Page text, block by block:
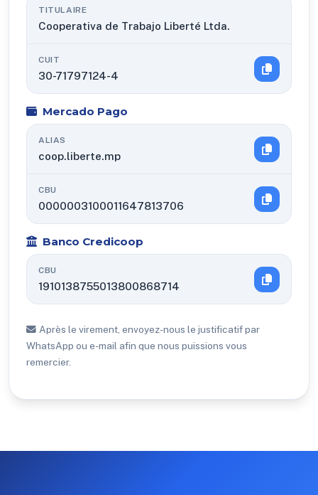
TITULAIRE
Cooperativa de Trabajo Liberté Ltda.
CUIT
30-71797124-4
Mercado Pago
ALIAS
coop.liberte.mp
CBU
0000003100011647813706
Banco Credicoop
CBU
1910138755013800868714
Après le virement, envoyez-nous le justificatif par
WhatsApp ou e-mail afin que nous puissions vous
remercier.